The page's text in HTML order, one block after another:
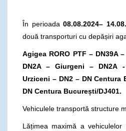
În perioada08.08.2024–
două transporturi cu depășiri
Agigea RORO PTF – DN39A
DN2A – Giurgeni – DN2A
Urziceni – DN2 – DN Centura
DN Centura București/DJ401.
Vehiculele transportă structure
Lățimea maximă a